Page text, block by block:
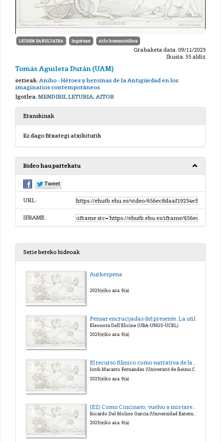
LETREN FAKULTATEA Inguruan Arlo humanistikoa
Grabaketa data: 09/11/2023
Ikusia: 55 aldiz
Tomás Aguilera Durán (UAM)
serieak:Aniho - Héroes y heroínas de la Antigüedad en los
imaginarios contemporáneos
Igorlea:MENDIBIL LETURIA, AITOR
Eranskinak
Ez dago fitxategi atxikiturik
Bideo hau partekatu
URL:
IFRAME:
Serie bereko bideoak
Aurkezpena
2023(e)ko aza. 9(a)
Eleonora Dell’Elicine (UBA-UNGS-UCEL)
2023(e)ko aza. 9(a)
El recurso fílmico como narrativa de la contemporaneidad histórica: la herencia de Sikandar/Alexander en el audiovisual bollywoodiense de Aśoka (Santosh Sivan, 2001)
Jordi Macarro Fernández (Université de Reims Champagne- Ardenne)
2023(e)ko aza. 9(a)
Ricardo Del Molino García (Universidad Externado de Colombia)
2023(e)ko aza. 9(a)